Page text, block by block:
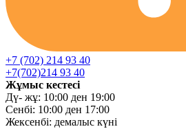
+7 (702) 214 93 40
+7(702)214 93 40
Жұмыс кестесі
Дү- жұ: 10:00 ден 19:00
Сенбі: 10:00 ден 17:00
Жексенбі: демалыс күні